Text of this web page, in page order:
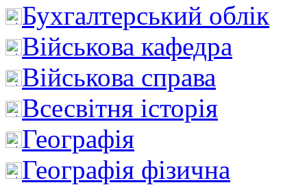
Бухгалтерський облік
Військова кафедра
Військова справа
Всесвітня історія
Географія
Географія фізична